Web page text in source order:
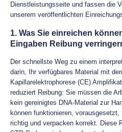
Dienstleistungsseite und fassen die
unserem veröffentlichten
1. Was Sie einreichen
Eingaben Reibung
Der schnellste Weg zu einem
darin, Ihr verfügbares Material mit
Kapillarelektrophorese (CE)
reduziert Reibung: Sie müssen die
kein gereinigtes DNA-Material zur
können funktionieren,
richtig und verpacken korrekt. Diese